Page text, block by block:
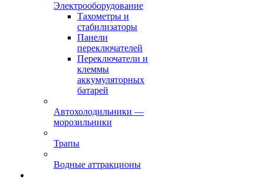
Электрооборудование
Тахометры и
стабилизаторы
Панели
переключателей
Переключатели и
клеммы
аккумуляторных
батарей
Автохолодильники —
морозильники
Трапы
Водные аттракционы